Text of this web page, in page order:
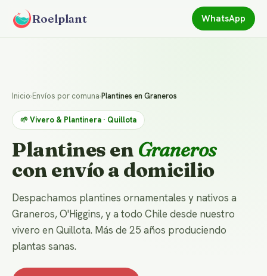
Roelplant WhatsApp
Inicio›Envíos por comuna›Plantines en Graneros
🌱 Vivero & Plantinera · Quillota
Plantines en Graneros
con envío a domicilio
Despachamos plantines ornamentales y nativos a
Graneros, O'Higgins, y a todo Chile desde nuestro
vivero en Quillota. Más de 25 años produciendo
plantas sanas.